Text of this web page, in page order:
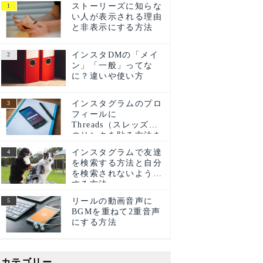
ストーリーズに知らな
い人が表示される理由
と非表示にする方法
インスタDMの「メイ
ン」「一般」ってな
に？違いや使い方
インスタグラムのプロ
フィールに
Threads（スレッズ）
のリンクを貼る方法を
インスタグラムで友達
を検索する方法と自分
を検索されないように
する方法
リールの動画音声に
BGMを重ねて2重音声
にする方法